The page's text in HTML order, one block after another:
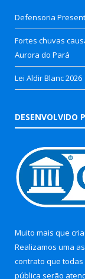
Defensoria
Fortes chuvas
Aurora do Pará
Lei Aldir Blanc 2026
DESENVOLVIDO
Muito mais que
Realizamos uma
contrato que
pública serão